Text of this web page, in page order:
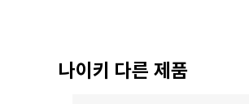
나이키 다른 제품